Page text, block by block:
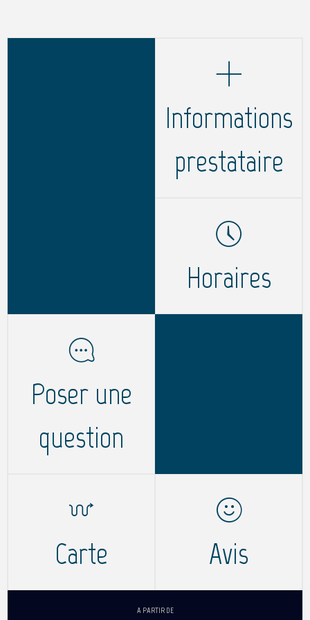
Informations
prestataire
Horaires
Poser une
question
Carte Avis
A PARTIR DE